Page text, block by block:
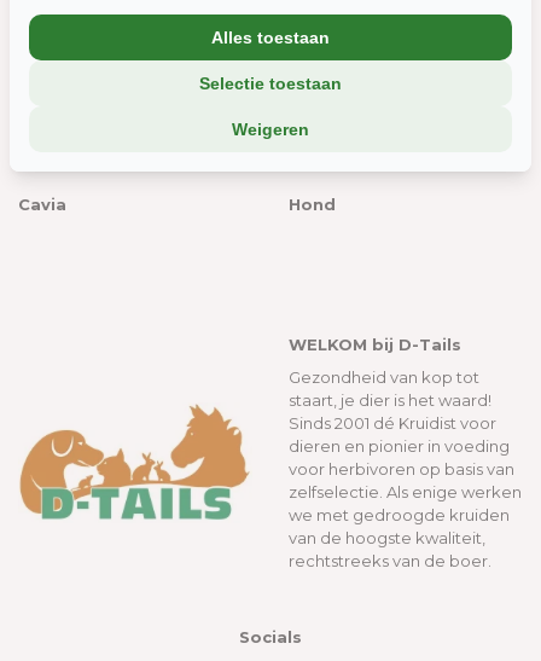
Cavia Hond
WELKOM bij D-Tails
Gezondheid van kop tot
staart, je dier is het waard!
Sinds 2001 dé Kruidist voor
dieren en pionier in voeding
voor herbivoren op basis van
zelfselectie. Als enige werken
we met gedroogde kruiden
van de hoogste kwaliteit,
rechtstreeks van de boer.
Socials
Marketingcookiesom jou relevante informatie en
aanbiedingen te tonen.
We delen soms gegevens met partners (zoals social media en
deelt, of die ze elders van je hebben.
misschien net iets minder soepel.
Weigeren
Selectie toestaan
Alles toestaan